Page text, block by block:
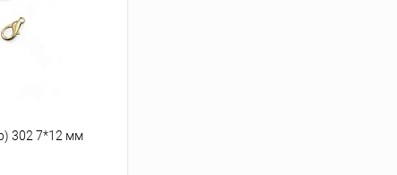
Под заказ
302 7*12 мм